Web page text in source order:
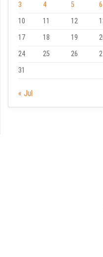
3
4 5 6
10
11 12
17
18 19
24
25 26
31
« Jul